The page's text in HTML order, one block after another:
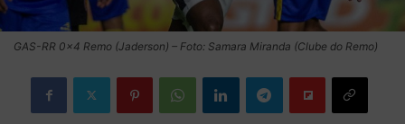
GAS-RR 0×4 Remo (Jaderson) – Foto: Samara Miranda (Clube do Remo)